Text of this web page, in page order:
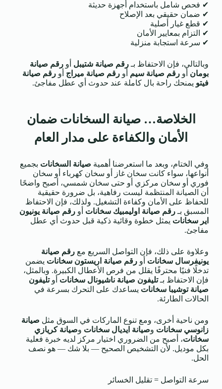
✔ فحص شامل باستخدام أجهزة حديثة
✔ ضمان حقيقي بعد الإصلاح
✔ قطع غيار أصلية
✔ التزام بمعايير الأمان
✔ سرعة استجابة منزلية
وبالتالي، فإن الاحتفاظ بـ رقم صيانة شتيبل أو رقم صيانة
بومان أو رقم صيانة سيم أو رقم صيانة ميراج أو رقم صيانة
فيتو يمنحك راحة بال كاملة عند حدوث أي عطل مفاجئ.
الخلاصة… صيانة السخانات ضمان
الأمان والكفاءة على مدار العام
وفي الختام، وبعد ما استعرضنا أهمية صيانة السخانات بجميع
أنواعها، سواء كانت سخان غاز أو سخان كهرباء أو سخان
فوري أو سخان مركزي أو حتى سخان شمسي، أصبح واضحًا
أن الصيانة المنتظمة ليست رفاهية، بل ضرورة حقيقية
للحفاظ على الأمان وكفاءة التشغيل. ولذلك، فإن الاحتفاظ
المسبق بـ رقم صيانة اوليمبيك سخانات أو رقم صيانة يونيون
اير سخانات يمثل خطوة وقائية ذكية قبل حدوث أي عطل
مفاجئ.
وعلاوة على ذلك، فإن التواصل السريع مع رقم صيانة
يونيفرسال سخانات أو رقم صيانة اريستون سخانات يضمن
تدخلًا فنيًا محترفًا يقلل من فرص الأعطال الكبيرة. وبالمثل،
فإن الاحتفاظ بـتليفون صيانة ناشيونال سخانات أوتليفون
صيانة توشيبا سخانات يساعدك على التحرك بسرعة في
الحالات الطارئة.
ومن ناحية أخرى، ومع تنوع الماركات في السوق مثل صيانة
زانوسي سخانات وصيانة ايديال سخانات وصيانة كريازي
سخانات، أصبح من الضروري اختيار مركز لديه خبرة فعلية
بكل موديل. لأن التشخيص الصحيح — بلا شك — هو نصف
الحل.
سرعة التواصل = تقليل الخسائر